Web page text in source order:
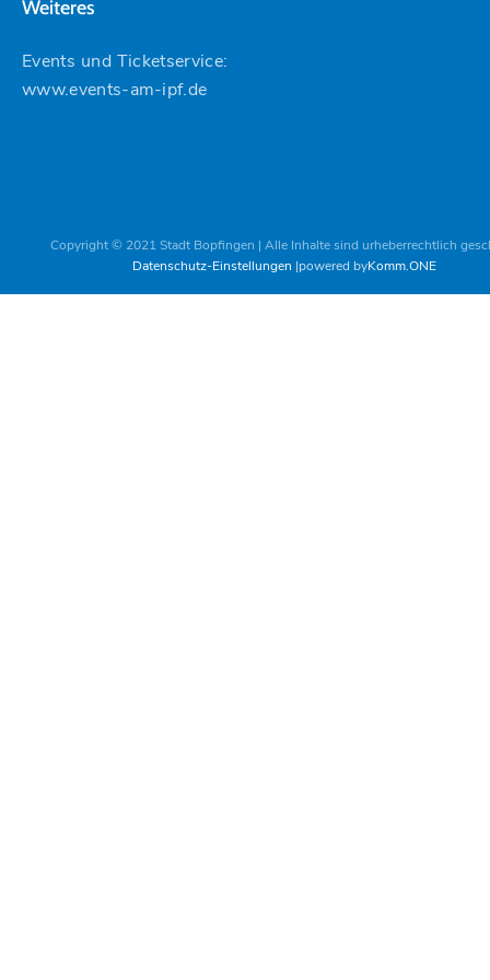
Weiteres
Events und Ticketservice:
www.events-am-ipf.de
Copyright © 2021 Stadt Bopfingen | Alle Inhalte sind urheberrechtlich
Datenschutz-Einstellungen powered byKomm.ONE